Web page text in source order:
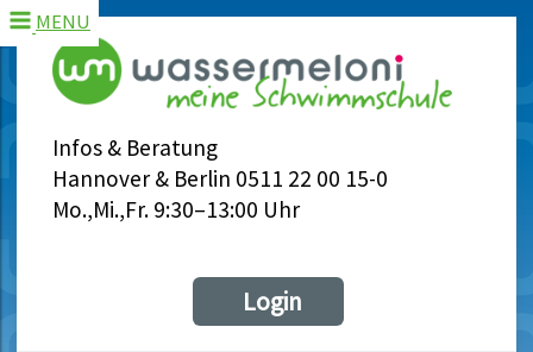
Infos & Beratung
Hannover & Berlin 0511 22 00 15-0
Mo.,Mi.,Fr. 9:30–13:00 Uhr
MENU
Login